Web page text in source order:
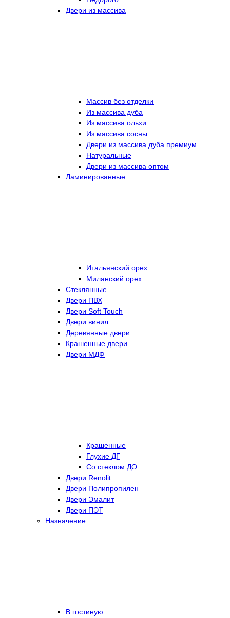
Двери из массива
Массив без отделки
Из массива дуба
Из массива ольхи
Из массива сосны
Двери из массива дуба премиум
Натуральные
Двери из массива оптом
Ламинированные
Итальянский орех
Миланский орех
Стеклянные
Двери ПВХ
Двери Soft Touch
Двери винил
Деревянные двери
Крашенные двери
Двери МДФ
Крашенные
Глухие ДГ
Со стеклом ДО
Двери Renolit
Двери Полипропилен
Двери Эмалит
Двери ПЭТ
Назначение
В гостиную